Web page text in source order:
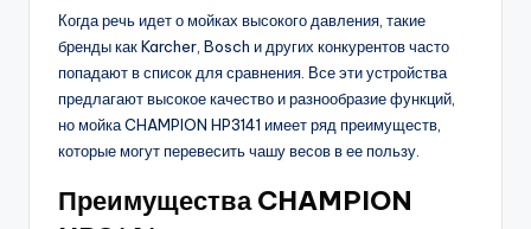
Когда речь идет о мойках высокого давления, такие
бренды как Karcher, Bosch и других конкурентов часто
попадают в список для сравнения. Все эти устройства
предлагают высокое качество и разнообразие функций,
но мойка CHAMPION HP3141 имеет ряд преимуществ,
которые могут перевесить чашу весов в ее пользу.
Преимущества CHAMPION